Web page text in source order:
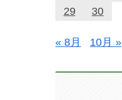
29
30
« 8月 10月 »